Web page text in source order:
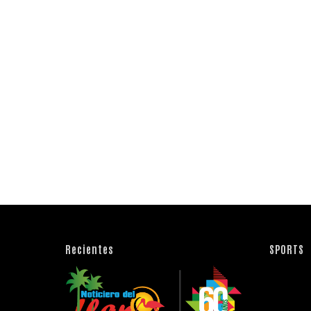
Recientes SPORTS